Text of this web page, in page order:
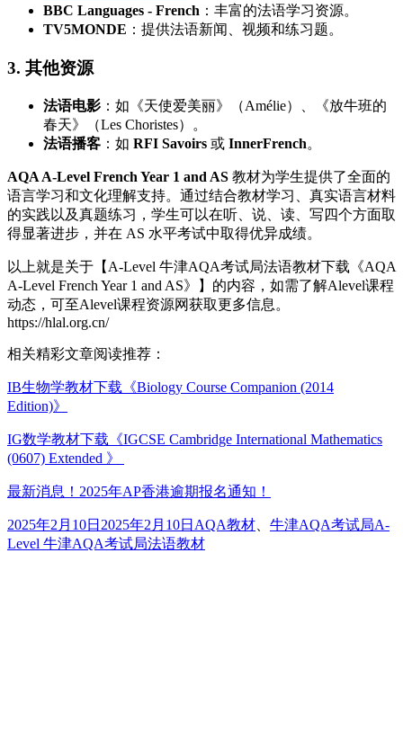
BBC Languages - French ：丰富的法语学习资源。
TV5MONDE ：提供法语新闻、视频和练习题。
3. 其他资源
法语电影 ：如《天使爱美丽》（Amélie）、《放牛班的
春天》（Les Choristes）。
法语播客 ：如 RFI Savoirs 或 InnerFrench。
AQA A-Level French Year 1 and AS 教材为学生提供了全面的
语言学习和文化理解支持。通过结合教材学习、真实语言材料
的实践以及真题练习，学生可以在听、说、读、写四个方面取
得显著进步，并在 AS 水平考试中取得优异成绩。
以上就是关于【A-Level 牛津AQA考试局法语教材下载《AQA
A-Level French Year 1 and AS》】的内容，如需了解Alevel课程
动态，可至Alevel课程资源网获取更多信息。
https://hlal.org.cn/
相关精彩文章阅读推荐：
IB生物学教材下载《Biology Course Companion (2014
Edition)》
IG数学教材下载《IGCSE Cambridge International Mathematics
(0607) Extended 》
最新消息！2025年AP香港逾期报名通知！
发
布
2025年2月10日 2025年2月10日 分
类
AQA教材 牛津AQA考试局标
A-
Level 牛津AQA考试局法语教材